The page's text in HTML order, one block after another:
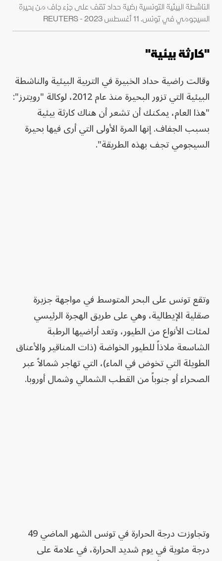
الناشطة البيئية التونسية رضية حداد تقف على جزء جاف من بحيرة
السيجومي في تونس. 11 أغسطس 2023 - REUTERS
"كارثة بيئية"
وقالت راضية حداد الخبيرة في التربية البيئية والناشطة
البيئية التي تزور البحيرة منذ عام 2012، لوكالة "رويترز":
"‎هذا العام، يمكنك أن تشعر أن هناك كارثة بيئية
بسبب الجفاف. إنها المرة الأولى التي أرى فيها بحيرة
السيجومي تجف بهذه الطريقة".
وتقع تونس على البحر المتوسط في مواجهة جزيرة
صقلية الإيطالية، وهي على طريق الهجرة الرئيسي
لمئات الأنواع من الطيور، وتعد أراضيها الرطبة
الشاسعة ملاذاً للطيور الخواضة (ذات المناقير والأعناق
الطويلة التي تخوض في الماء)، التي تهاجر شمالاً عبر
الصحراء أو جنوباً من القطب الشمالي وشمال أوروبا.
وتجاوزت درجة الحرارة في تونس الشهر الماضي 49
درجة مئوية في يوم شديد الحرارة، في علامة على